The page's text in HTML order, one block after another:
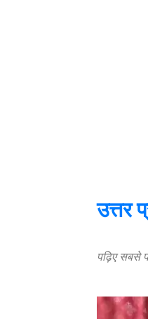
उत्तर
पढ़िए सबसे